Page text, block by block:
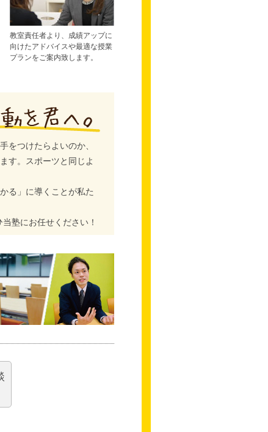
教室責任者より、成績アップに
向けたアドバイスや最適な授業
プランをご案内致します。
をつけたらよいのか、
す。スポーツと同じよ
る」に導くことが私た
塾にお任せください！